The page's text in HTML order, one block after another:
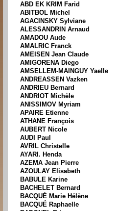
ABD EK KRIM Farid
ABITBOL Michel
AGACINSKY Sylviane
ALESSANDRIN Arnaud
AMADOU Aude
AMALRIC Franck
AMEISEN Jean Claude
AMIGORENA Diego
AMSELLEM-MAINGUY Yaelle
ANDREASSEN Vazken
ANDRIEU Bernard
ANDRIOT Michèle
ANISSIMOV Myriam
APAIRE Etienne
ATHANE François
AUBERT Nicole
AUDI Paul
AVRIL Christelle
AYARI. Henda
AZEMA Jean Pierre
AZOULAY Elisabeth
BABULE Karine
BACHELET Bernard
BACQUÉ Marie Hélène
BACQUÉ Raphaelle